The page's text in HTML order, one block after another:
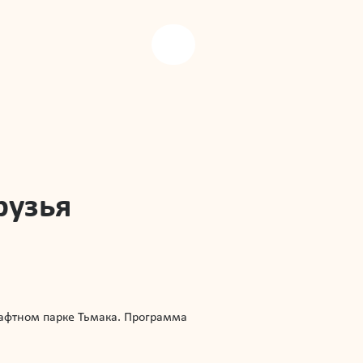
парке Тьмака. Программа